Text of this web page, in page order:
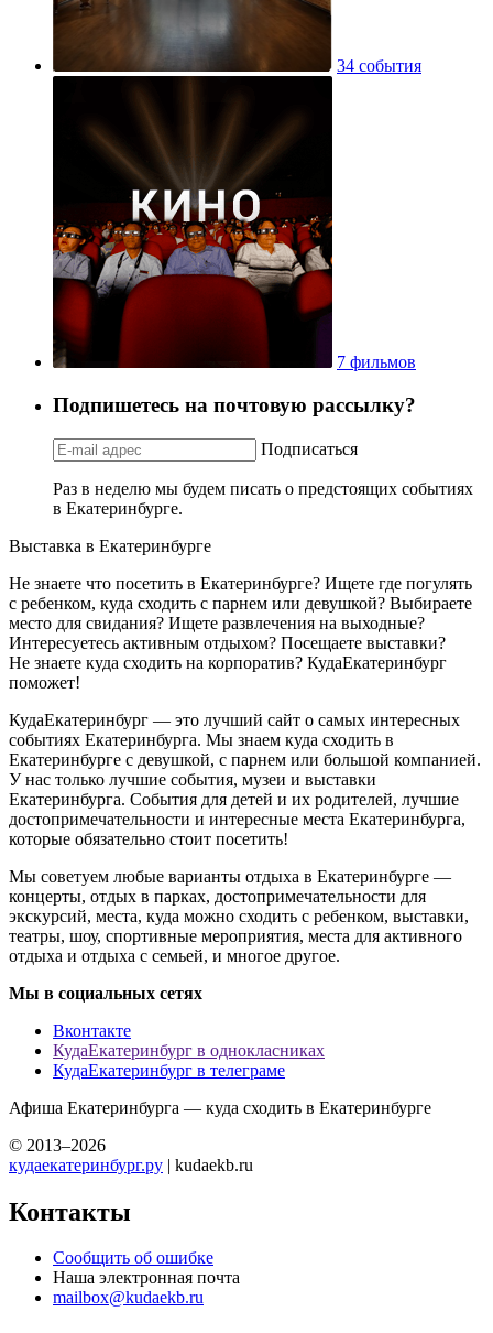
34 события
7 фильмов
Подпишетесь на почтовую рассылку?
Подписаться
Раз в неделю мы будем писать о предстоящих событиях
в Екатеринбурге.
Выставка в Екатеринбурге
Не знаете что посетить в Екатеринбурге? Ищете где погулять
с ребенком, куда сходить с парнем или девушкой? Выбираете
место для свидания? Ищете развлечения на выходные?
Интересуетесь активным отдыхом? Посещаете выставки?
Не знаете куда сходить на корпоратив? КудаЕкатеринбург
поможет!
КудаЕкатеринбург — это лучший сайт о самых интересных
событиях Екатеринбурга. Мы знаем куда сходить в
Екатеринбурге с девушкой, с парнем или большой компанией.
У нас только лучшие события, музеи и выставки
Екатеринбурга. События для детей и их родителей, лучшие
достопримечательности и интересные места Екатеринбурга,
которые обязательно стоит посетить!
Мы советуем любые варианты отдыха в Екатеринбурге —
концерты, отдых в парках, достопримечательности для
экскурсий, места, куда можно сходить с ребенком, выставки,
театры, шоу, спортивные мероприятия, места для активного
отдыха и отдыха с семьей, и многое другое.
Мы в социальных сетях
Вконтакте
КудаЕкатеринбург в однокласниках
КудаЕкатеринбург в телеграме
Афиша Екатеринбурга — куда сходить в Екатеринбурге
© 2013–2026
кудаекатеринбург.ру | kudaekb.ru
Контакты
Сообщить об ошибке
Наша электронная почта
mailbox@kudaekb.ru